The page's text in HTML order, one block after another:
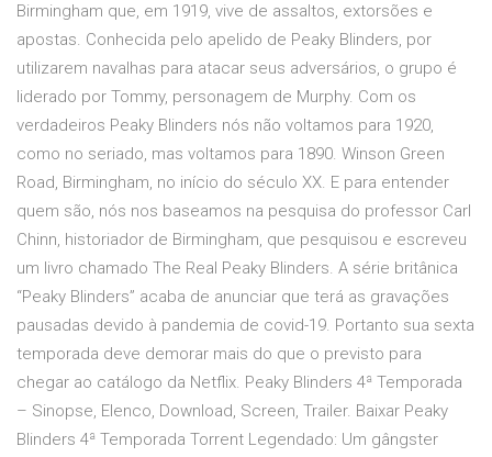
Birmingham que, em 1919, vive de assaltos, extorsões e
apostas. Conhecida pelo apelido de Peaky Blinders, por
utilizarem navalhas para atacar seus adversários, o grupo é
liderado por Tommy, personagem de Murphy. Com os
verdadeiros Peaky Blinders nós não voltamos para 1920,
como no seriado, mas voltamos para 1890. Winson Green
Road, Birmingham, no início do século XX. E para entender
quem são, nós nos baseamos na pesquisa do professor Carl
Chinn, historiador de Birmingham, que pesquisou e escreveu
um livro chamado The Real Peaky Blinders. A série britânica
“Peaky Blinders” acaba de anunciar que terá as gravações
pausadas devido à pandemia de covid-19. Portanto sua sexta
temporada deve demorar mais do que o previsto para
chegar ao catálogo da Netflix. Peaky Blinders 4ª Temporada
– Sinopse, Elenco, Download, Screen, Trailer. Baixar Peaky
Blinders 4ª Temporada Torrent Legendado: Um gângster